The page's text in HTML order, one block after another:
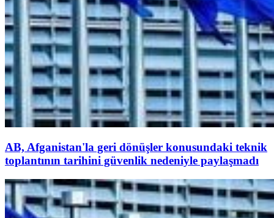
AB, Afganistan'la geri dönüşler konusundaki teknik
toplantının tarihini güvenlik nedeniyle paylaşmadı